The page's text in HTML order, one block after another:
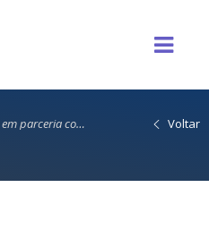
APCM realiza fórum em parceria com SEBRAE e ACIRP Voltar